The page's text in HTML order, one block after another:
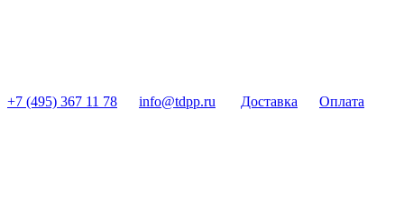
+7 (495) 367 11 78 info@tdpp.ru Доставка Оплата